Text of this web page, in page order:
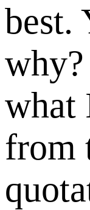
best.
why?
what
from